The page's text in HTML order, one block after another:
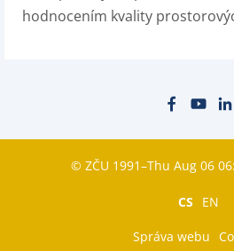
hodnocením kvality
© ZČU 1991–Thu Aug 06
CS EN
Správa webu